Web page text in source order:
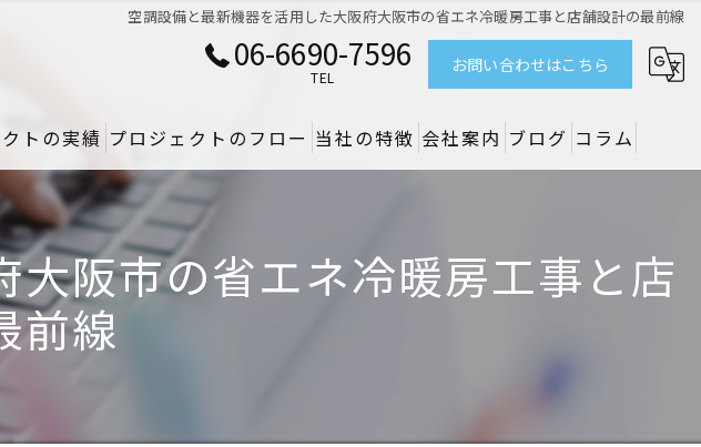
空調設備と最新機器を活用した大阪府大阪市の省エネ冷暖房工事と店舗設計の最前線
06-6690-7596
TEL
お問い合わせはこちら
トの実績 プロジェクトのフロー 当社の特徴
デザイン
会社案内 ブログ コラム
阪市の省エネ冷暖房工事と店
前線